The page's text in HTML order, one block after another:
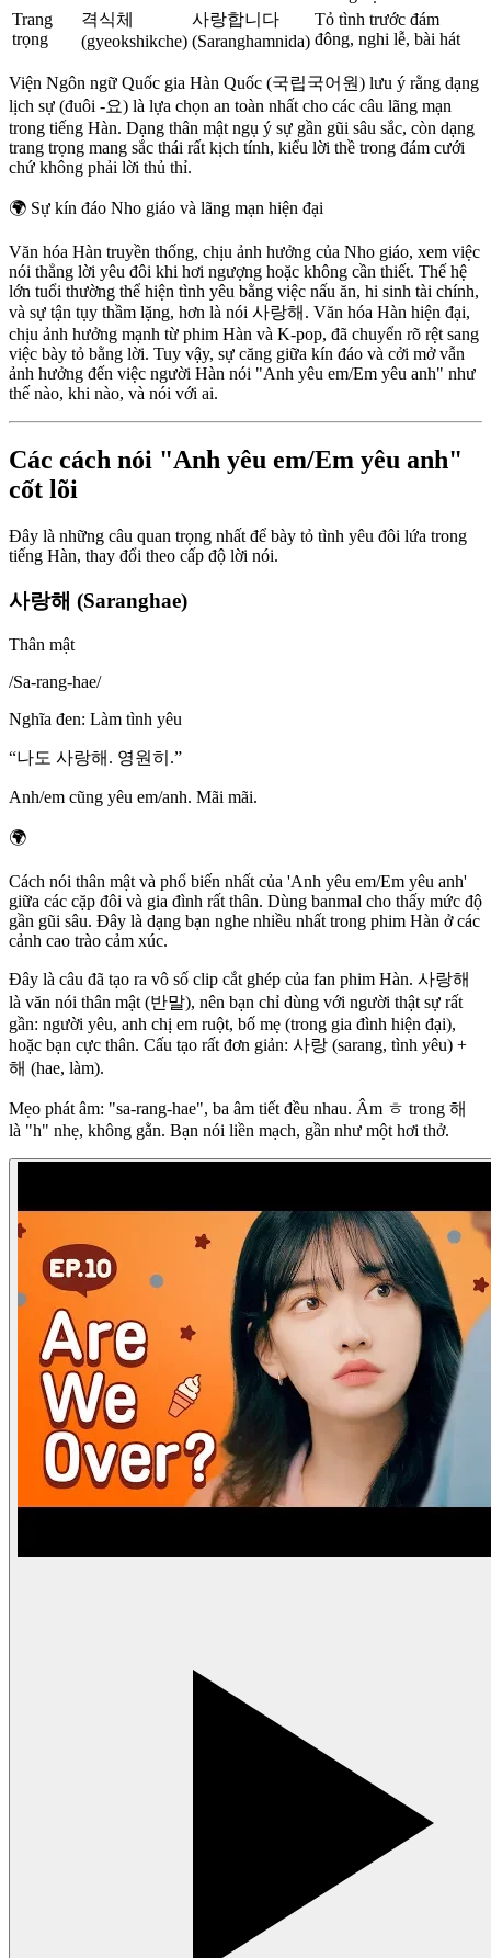
Trang
trọng
격식체
(gyeokshikche)
사랑합니다
(Saranghamnida)
Tỏ tình trước đám
đông, nghi lễ, bài hát
Viện Ngôn ngữ Quốc gia Hàn Quốc (국립국어원) lưu ý rằng dạng
lịch sự (đuôi -요) là lựa chọn an toàn nhất cho các câu lãng mạn
trong tiếng Hàn. Dạng thân mật ngụ ý sự gần gũi sâu sắc, còn dạng
trang trọng mang sắc thái rất kịch tính, kiểu lời thề trong đám cưới
chứ không phải lời thủ thỉ.
🌍 Sự kín đáo Nho giáo và lãng mạn hiện đại
Văn hóa Hàn truyền thống, chịu ảnh hưởng của Nho giáo, xem việc
nói thẳng lời yêu đôi khi hơi ngượng hoặc không cần thiết. Thế hệ
lớn tuổi thường thể hiện tình yêu bằng việc nấu ăn, hi sinh tài chính,
và sự tận tụy thầm lặng, hơn là nói 사랑해. Văn hóa Hàn hiện đại,
chịu ảnh hưởng mạnh từ phim Hàn và K-pop, đã chuyển rõ rệt sang
việc bày tỏ bằng lời. Tuy vậy, sự căng giữa kín đáo và cởi mở vẫn
ảnh hưởng đến việc người Hàn nói "Anh yêu em/Em yêu anh" như
thế nào, khi nào, và nói với ai.
Các cách nói "Anh yêu em/Em yêu anh"
cốt lõi
Đây là những câu quan trọng nhất để bày tỏ tình yêu đôi lứa trong
tiếng Hàn, thay đổi theo cấp độ lời nói.
사랑해 (Saranghae)
Thân mật
/Sa-rang-hae/
Nghĩa đen: Làm tình yêu
“나도 사랑해. 영원히.”
Anh/em cũng yêu em/anh. Mãi mãi.
🌍
Cách nói thân mật và phổ biến nhất của 'Anh yêu em/Em yêu anh'
giữa các cặp đôi và gia đình rất thân. Dùng banmal cho thấy mức độ
gần gũi sâu. Đây là dạng bạn nghe nhiều nhất trong phim Hàn ở các
cảnh cao trào cảm xúc.
Đây là câu đã tạo ra vô số clip cắt ghép của fan phim Hàn. 사랑해
là văn nói thân mật (반말), nên bạn chỉ dùng với người thật sự rất
gần: người yêu, anh chị em ruột, bố mẹ (trong gia đình hiện đại),
hoặc bạn cực thân. Cấu tạo rất đơn giản: 사랑 (sarang, tình yêu) +
해 (hae, làm).
Mẹo phát âm: "sa-rang-hae", ba âm tiết đều nhau. Âm ㅎ trong 해
là "h" nhẹ, không gằn. Bạn nói liền mạch, gần như một hơi thở.